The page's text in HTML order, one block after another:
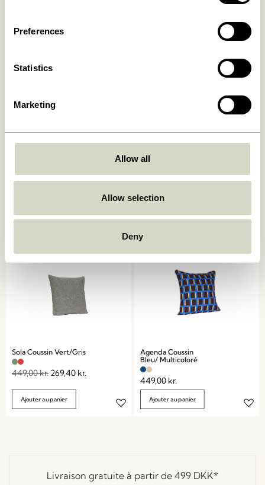
Preferences
Statistics
Marketing
Allow all
Allow selection
Deny
Sola Coussin Vert/Gris
449,00kr. 269,40 kr.
Ajouter au panier
Agenda Coussin
Bleu/ Multicoloré
449,00 kr.
Ajouter au panier
Livraison gratuite à partir de 499 DKK*